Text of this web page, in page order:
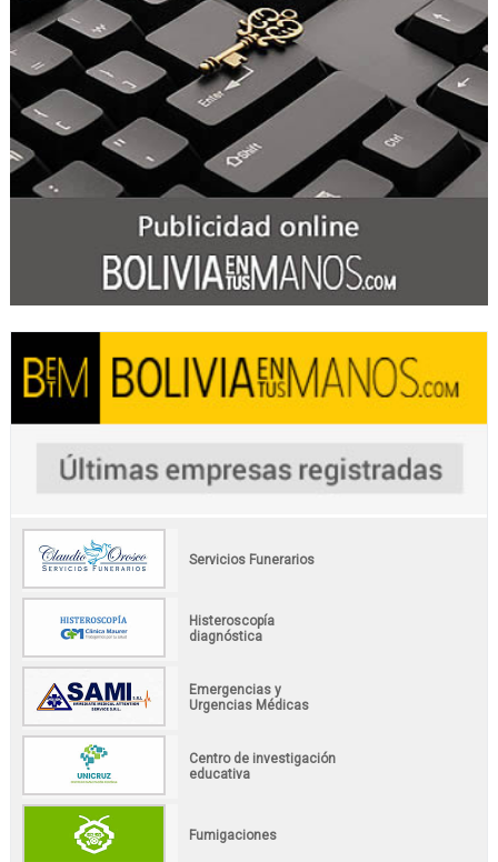
Servicios Funerarios
Histeroscopía
diagnóstica
Emergencias y
Urgencias Médicas
Centro de investigación
educativa
Fumigaciones